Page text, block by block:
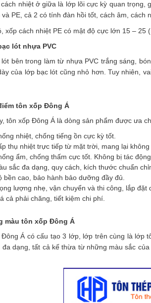
nhiệt ở giữa là lớp lõi cực kỳ quan trọng,
và PE, cả 2 có tính đàn hồi tốt, cách âm, cách
xốp cách nhiệt PE có mật độ cực lớn 15 – 25
lót nhựa PVC
bên trong làm từ nhựa PVC trắng sáng,
của lớp bạc lót cũng nhỏ hơn. Tuy nhiên,
tôn xốp Đông Á
tôn xốp Đông Á là dòng sản phẩm được ưa
nhiệt, chống tiếng ồn cực kỳ tốt.
thụ nhiệt trực tiếp từ mặt trời, mang lại không
ẩm, chống thấm cực tốt. Không bị tác
sắc đa dạng, quy cách, kích thước chuẩn
bền cao, bảo hành bảo dưỡng đầy đủ.
lượng nhẹ, vận chuyển và thi công, lắp đặt
cả phải chăng, tiết kiệm chi phí.
màu tôn xốp Đông Á
Á có cấu tạo 3 lớp, lớp trên cùng là lớp
đa dạng, tất cả kế thừa từ những màu sắc